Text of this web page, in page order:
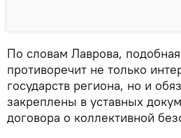
По словам Лаврова,
противоречит не только
государств региона, но и
закреплены в уставных
договора о коллективной